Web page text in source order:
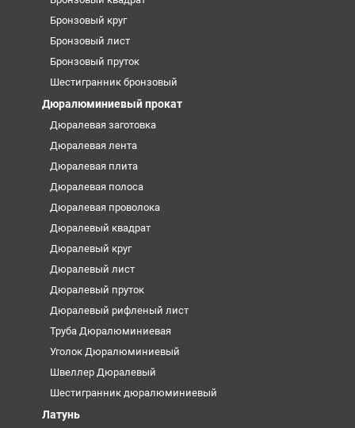
Бронзовый круг
Бронзовый лист
Бронзовый пруток
Шестигранник бронзовый
Дюралюминиевый прокат
Дюралевая заготовка
Дюралевая лента
Дюралевая плита
Дюралевая полоса
Дюралевая проволока
Дюралевый квадрат
Дюралевый круг
Дюралевый лист
Дюралевый пруток
Дюралевый рифленый лист
Труба Дюралюминиевая
Уголок Дюралюминиевый
Швеллер Дюралевый
Шестигранник дюралюминиевый
Латунь